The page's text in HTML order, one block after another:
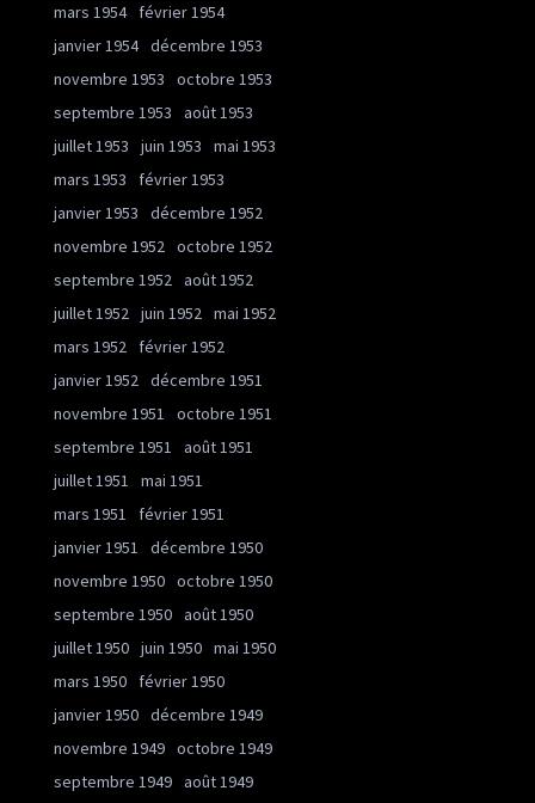
mars 1954
février 1954
janvier 1954 décembre 1953
novembre 1953
octobre 1953
septembre 1953
août 1953
juillet 1953
juin 1953
mai 1953
mars 1953
février 1953
janvier 1953
décembre 1952
novembre 1952 octobre 1952
septembre 1952 août 1952
juillet 1952 juin 1952 mai 1952
mars 1952
février 1952
janvier 1952 décembre 1951
novembre 1951
octobre 1951
septembre 1951
août 1951
juillet 1951
mai 1951
mars 1951
février 1951
janvier 1951
décembre 1950
novembre 1950 octobre 1950
septembre 1950 août 1950
juillet 1950 juin 1950 mai 1950
mars 1950
février 1950
janvier 1950 décembre 1949
novembre 1949 octobre 1949
septembre 1949 août 1949